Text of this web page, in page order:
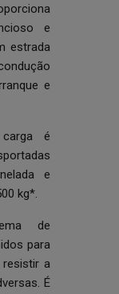
e
estrada
e
é
e
kg*.
de
para
a
É